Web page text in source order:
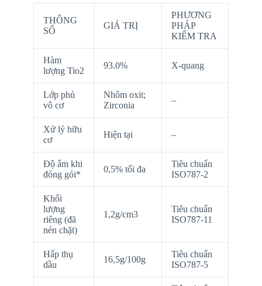
THÔNG
SỐ
GIÁ TRỊ
PHƯƠNG
PHÁP
KIỂM TRA
Hàm
lượng Tio2
93.0% X-quang
Lớp phủ
vô cơ
Nhôm oxit;
Zirconia
–
Xử lý hữu
cơ
Hiện tại –
Độ ẩm khi
đóng gói*
0,5% tối đa
Tiêu chuẩn
ISO787-2
Khối
lượng
riêng (đã
nén chặt)
1,2g/cm3
Tiêu chuẩn
ISO787-11
Hấp thụ
dầu
16,5g/100g
Tiêu chuẩn
ISO787-5